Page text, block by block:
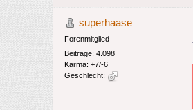
superhaase
Forenmitglied
Beiträge: 4.098
Karma: +7/-6
Geschlecht: